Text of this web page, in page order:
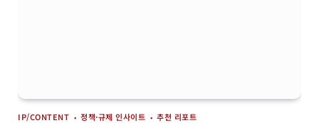
IP/CONTENT 정책·규제 인사이트 추천 리포트